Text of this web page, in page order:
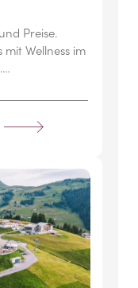
Preise.
Wellness im